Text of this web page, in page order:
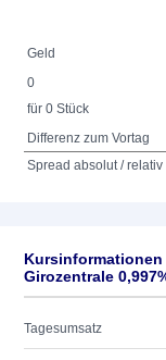
Geld
0
für 0 Stück
Differenz zum Vortag
Spread absolut / relativ
Girozentrale
Tagesumsatz